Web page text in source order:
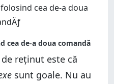
reținut este că
sunt goale. Nu au